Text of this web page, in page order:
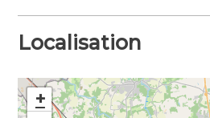
événementielle du
près de 40 adhérents, il
prestataires très variés :
traiteurs, agences,
illustrant la richesse et la
locale.
Localisation
+